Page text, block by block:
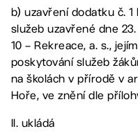
b) uzavření dodatku č.
služeb uzavřené dne
10 – Rekreace, a. s.,
poskytování služeb
na školách v přírodě v
Hoře, ve znění dle
II. ukládá